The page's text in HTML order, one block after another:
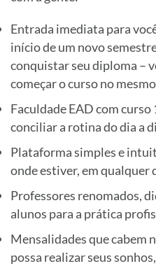
Entrada imediata para
início de um novo
conquistar seu diploma –
começar o curso no
Faculdade EAD com
conciliar a rotina do dia a
Plataforma simples e
onde estiver, em qualquer
Professores renomados,
alunos para a prática
Mensalidades que cabem
possa realizar seus